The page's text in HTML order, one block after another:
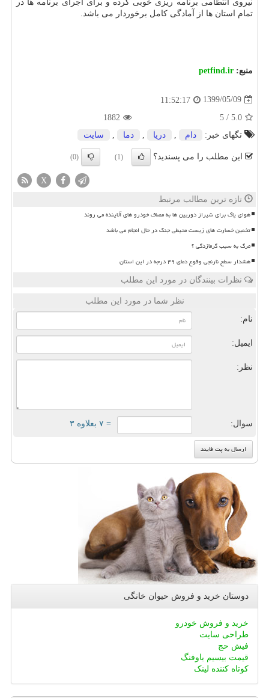
نیروی انتظامی برنامه ریزی خوبی کرده و برای اجرای برنامه ها در
تمام استان ها از آمادگی کامل برخوردار می باشد.
منبع: petfind.ir
1399/05/09
11:52:17
5.0
/
5
1882
تگهای خبر:
دام دریا دما سایت
این مطلب را می پسندید؟ (1)
(0)
X
تازه ترین مطالب مرتبط
هوای پاک برای شیراز دوربین ها به مصاف خودرو های آلاینده می روند
تخمین خسارت های زیست محیطی جنگ در حال انجام می باشد
مرگ به سبب گرمازدگی ؟
هشدار سطح نارنجی وقوع دمای ۴۹ درجه در این استان
نظرات بینندگان در مورد این مطلب
نظر شما در مورد این مطلب
نام:
ایمیل:
نظر:
سوال: = ۷ بعلاوه ۳
دوستان خرید و فروش حیوان خانگی
خرید و فروش خودرو
طراحی سایت
فیش حج
قیمت بیسیم باوفنگ
کوتاه کننده لینک